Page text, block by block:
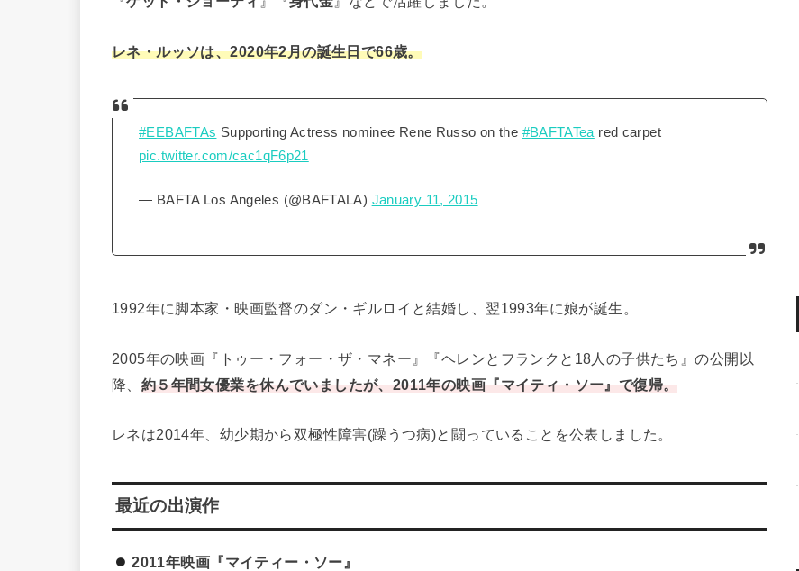
レネ・ルッソは、2020年2月の誕生日で66歳。
#EEBAFTAs Supporting Actress nominee Rene Russo on the #BAFTATea red carpet
pic.twitter.com/cac1qF6p21
— BAFTA Los Angeles (@BAFTALA) January 11, 2015
1992年に脚本家・映画監督のダン・ギルロイと結婚し、翌1993年に娘が誕生。
2005年の映画『トゥー・フォー・ザ・マネー』『ヘレンとフランクと18人の子供たち』の公開以
降、 約５年間女優業を休んでいましたが、2011年の映画『マイティ・ソー』で復帰。
レネは2014年、幼少期から双極性障害(躁うつ病)と闘っていることを公表しました。
最近の出演作
2011年映画『マイティー・ソー』